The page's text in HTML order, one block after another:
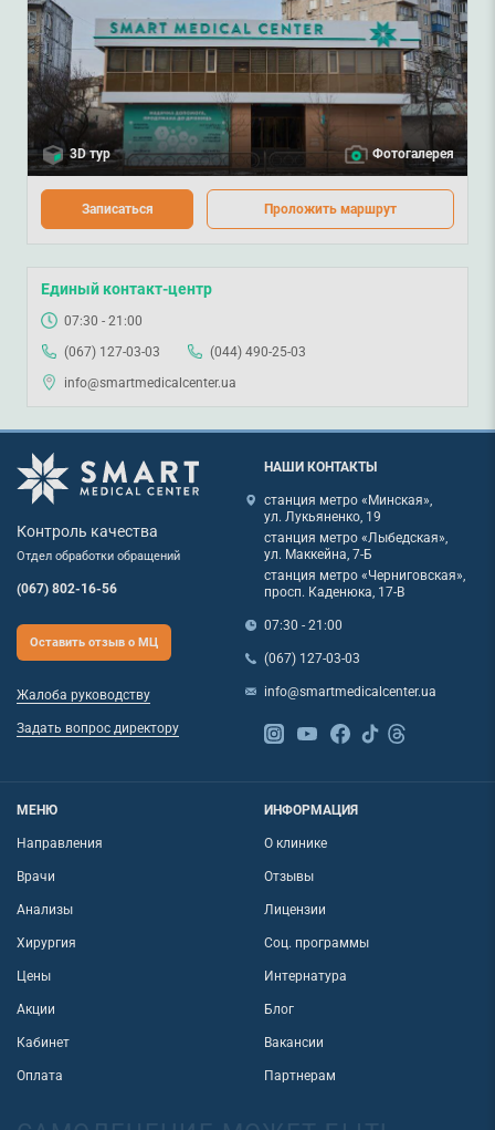
3D тур Фотогалерея
Записаться Проложить маршрут
Единый контакт-центр
07:30 - 21:00
(067) 127-03-03
(044) 490-25-03
info@smartmedicalcenter.ua
Контроль качества
Отдел обработки обращений
(067) 802-16-56
Оставить отзыв о МЦ
Жалоба руководству
Задать вопрос директору
НАШИ КОНТАКТЫ
станция метро «Минская»,
ул. Лукьяненко, 19
станция метро «Лыбедская»,
ул. Маккейна, 7-Б
станция метро «Черниговская»,
просп. Каденюка, 17-В
07:30 - 21:00
(067) 127-03-03
info@smartmedicalcenter.ua
МЕНЮ
Направления
Врачи
Анализы
Хирургия
Цены
Акции
Кабинет
Оплата
ИНФОРМАЦИЯ
О клинике
Отзывы
Лицензии
Соц. программы
Интернатура
Блог
Вакансии
Партнерам